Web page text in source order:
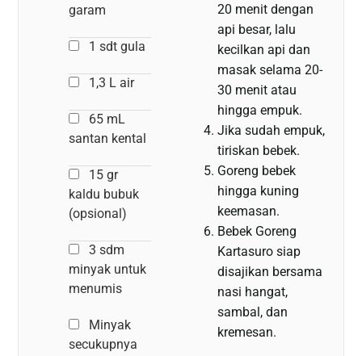
20 menit dengan
api besar, lalu
kecilkan api dan
masak selama 20-
30 menit atau
hingga empuk.
Jika sudah empuk,
tiriskan bebek.
Goreng bebek
hingga kuning
keemasan.
Bebek Goreng
Kartasuro siap
disajikan bersama
nasi hangat,
sambal, dan
kremesan.
garam
1 sdt gula
1,3 L air
65 mL
santan kental
15 gr
kaldu bubuk
(opsional)
3 sdm
minyak untuk
menumis
Minyak
secukupnya